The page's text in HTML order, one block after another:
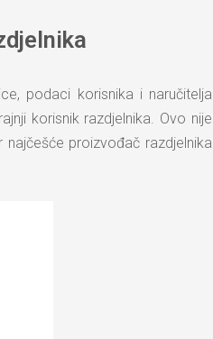
podaci korisnika i naručitelja
korisnik razdjelnika. Ovo nije
proizvođač razdjelnika